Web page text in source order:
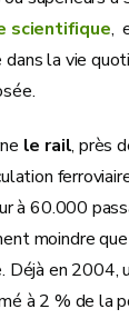
scientifique,
dans la vie
le rail, près
à 60.000
moindre
Déjà en 2004,
à 2 % de la